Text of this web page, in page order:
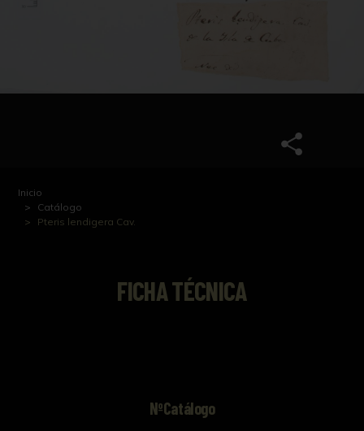
Inicio
Catálogo
Pteris lendigera Cav.
FICHA TÉCNICA
NºCatálogo